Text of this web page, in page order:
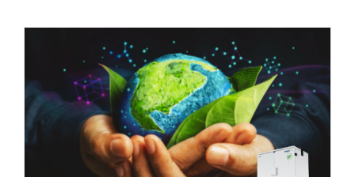
Ring Main Units van Lucy Electric